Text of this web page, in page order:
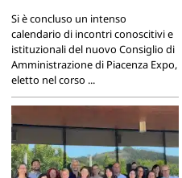
Si è concluso un intenso
calendario di incontri conoscitivi e
istituzionali del nuovo Consiglio di
Amministrazione di Piacenza Expo,
eletto nel corso ...